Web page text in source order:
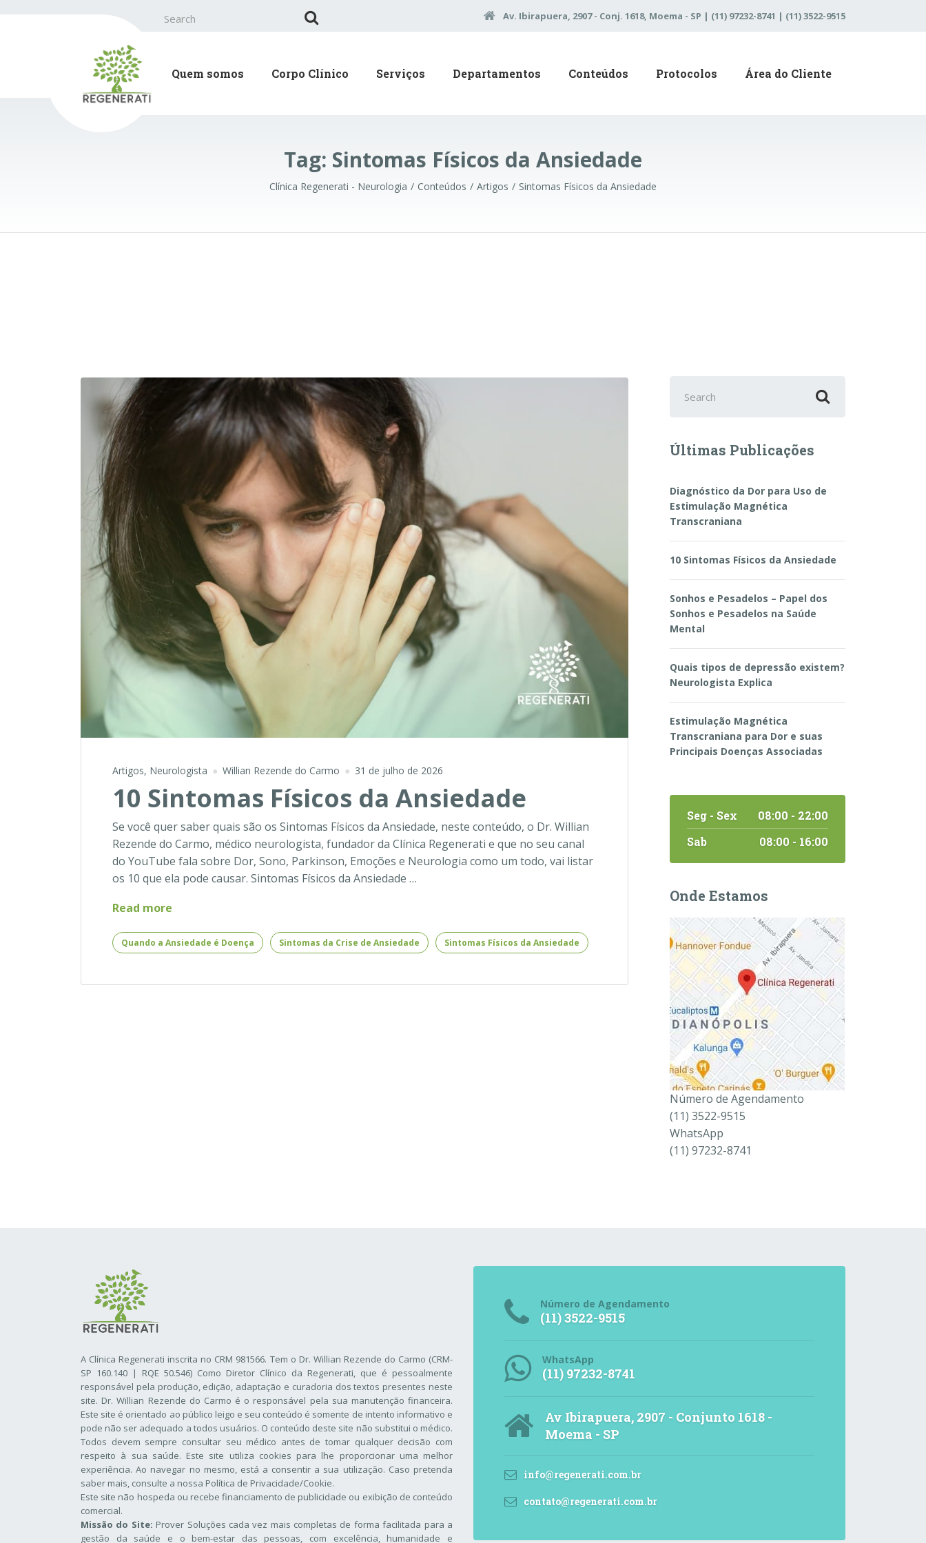
Av. Ibirapuera, 2907 - Conj. 1618, Moema - SP | (11) 97232-8741 | (11) 3522-9515
Quem somos Corpo Clínico Serviços Departamentos Conteúdos Protocolos Área do Cliente
Tag: Sintomas Físicos da Ansiedade
Clínica Regenerati - Neurologia Conteúdos Artigos Sintomas Físicos da Ansiedade
Artigos, Neurologista Willian Rezende do Carmo 31 de julho de 2026
10 Sintomas Físicos da Ansiedade
Se você quer saber quais são os Sintomas Físicos da Ansiedade, neste conteúdo, o Dr. Willian
Rezende do Carmo, médico neurologista, fundador da Clínica Regenerati e que no seu canal
do YouTube fala sobre Dor, Sono, Parkinson, Emoções e Neurologia como um todo, vai listar
os 10 que ela pode causar. Sintomas Físicos da Ansiedade …
Read more
Físicos
Quando a Ansiedade é Doença Sintomas da Crise de Ansiedade Sintomas Físicos da Ansiedade
for:
Últimas Publicações
Diagnóstico da Dor para Uso de
Estimulação Magnética
Transcraniana
10 Sintomas Físicos da Ansiedade
Sonhos e Pesadelos – Papel dos
Sonhos e Pesadelos na Saúde
Mental
Quais tipos de depressão existem?
Neurologista Explica
Estimulação Magnética
Transcraniana para Dor e suas
Principais Doenças Associadas
Seg - Sex
08:00 - 22:00
Sab
08:00 - 16:00
Onde Estamos
Número de Agendamento
(11) 3522-9515
WhatsApp
(11) 97232-8741
A Clínica Regenerati inscrita no CRM 981566. Tem o Dr. Willian Rezende do Carmo (CRM-
SP 160.140 | RQE 50.546) Como Diretor Clínico da Regenerati, que é pessoalmente
responsável pela produção, edição, adaptação e curadoria dos textos presentes neste
site. Dr. Willian Rezende do Carmo é o responsável pela sua manutenção financeira.
Este site é orientado ao público leigo e seu conteúdo é somente de intento informativo e
pode não ser adequado a todos usuários. O conteúdo deste site não substitui o médico.
Todos devem sempre consultar seu médico antes de tomar qualquer decisão com
respeito à sua saúde. Este site utiliza cookies para lhe proporcionar uma melhor
experiência. Ao navegar no mesmo, está a consentir a sua utilização. Caso pretenda
saber mais, consulte a nossa Política de Privacidade/Cookie.
Este site não hospeda ou recebe financiamento de publicidade ou exibição de conteúdo
comercial.
Missão do Site: Prover Soluções cada vez mais completas de forma facilitada para a
gestão da saúde e o bem-estar das pessoas, com excelência, humanidade e
Número de Agendamento
(11) 3522-9515
WhatsApp
(11) 97232-8741
Av Ibirapuera, 2907 - Conjunto 1618 -
Moema - SP
info@regenerati.com.br
contato@regenerati.com.br